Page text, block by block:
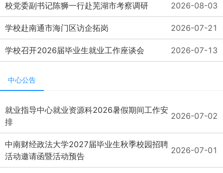
校党委副书记陈狮一行赴芜湖市考察调研 2026-08-03
学校赴南通市海门区访企拓岗 2026-07-21
学校召开2026届毕业生就业工作座谈会 2026-07-13
中心公告
就业指导中心就业资源科2026暑假期间工作安
排
2026-07-02
中南财经政法大学2027届毕业生秋季校园招聘
活动邀请函暨活动预告
2026-07-01